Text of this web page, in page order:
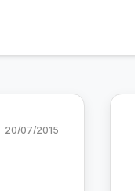
20/07/2015